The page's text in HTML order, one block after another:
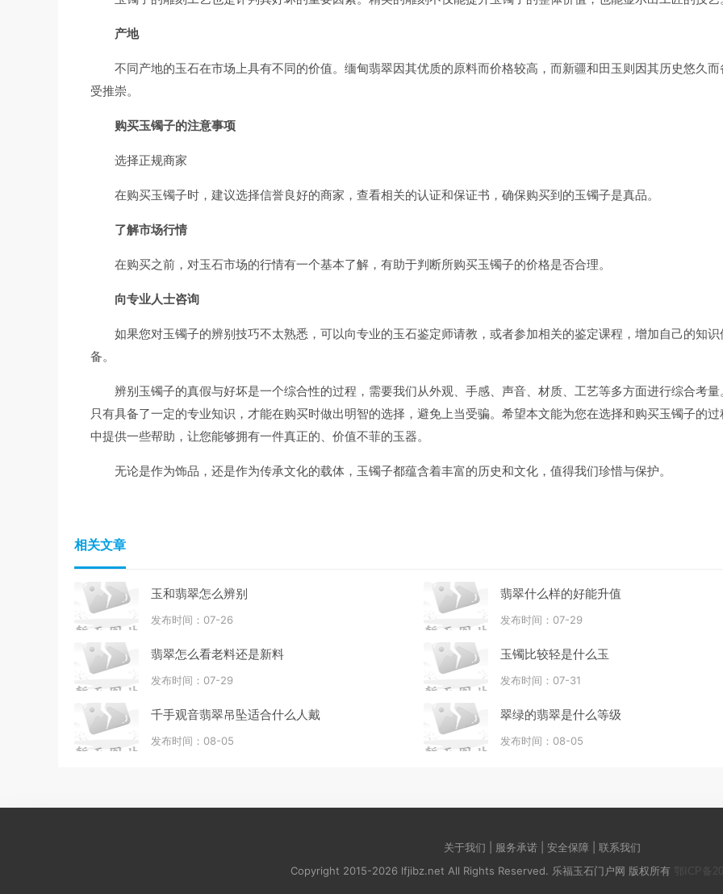
产地
不同产地的玉石在市场上具有不同的价值。缅甸翡翠因其优质的原料而价格较高，而新疆和田玉则因其历史悠久而
受推崇。
购买玉镯子的注意事项
选择正规商家
在购买玉镯子时，建议选择信誉良好的商家，查看相关的认证和保证书，确保购买到的玉镯子是真品。
了解市场行情
在购买之前，对玉石市场的行情有一个基本了解，有助于判断所购买玉镯子的价格是否合理。
向专业人士咨询
如果您对玉镯子的辨别技巧不太熟悉，可以向专业的玉石鉴定师请教，或者参加相关的鉴定课程，增加自己的知识
备。
辨别玉镯子的真假与好坏是一个综合性的过程，需要我们从外观、手感、声音、材质、工艺等多方面进行综合考量
只有具备了一定的专业知识，才能在购买时做出明智的选择，避免上当受骗。希望本文能为您在选择和购买玉镯子的过
中提供一些帮助，让您能够拥有一件真正的、价值不菲的玉器。
无论是作为饰品，还是作为传承文化的载体，玉镯子都蕴含着丰富的历史和文化，值得我们珍惜与保护。
相关文章
玉和翡翠怎么辨别
发布时间：07-26
翡翠什么样的好能升值
发布时间：07-29
翡翠怎么看老料还是新料
发布时间：07-29
玉镯比较轻是什么玉
发布时间：07-31
千手观音翡翠吊坠适合什么人戴
发布时间：08-05
翠绿的翡翠是什么等级
发布时间：08-05
关于我们 | 服务承诺 | 安全保障 | 联系我们
Copyright 2015-2026 lfjibz.net All Rights Reserved. 乐福玉石门户网 版权所有
鄂ICP备